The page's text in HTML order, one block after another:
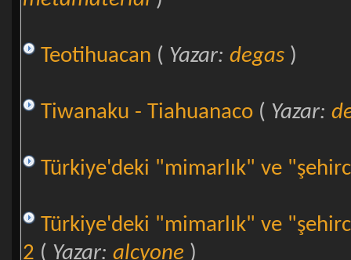
Teotihuacan ( Yazar: degas)
Tiwanaku - Tiahuanaco( Yazar:
Türkiye'deki "mimarlık" ve
Türkiye'deki "mimarlık" ve
2 ( Yazar: alcyone )